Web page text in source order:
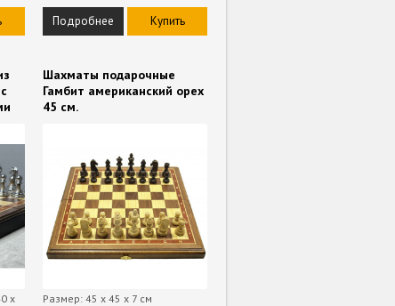
Подробнее Купить
х
Шахматы подарочные
Гамбит американский орех
45 см.
Размер: 45 x 45 x 7 см